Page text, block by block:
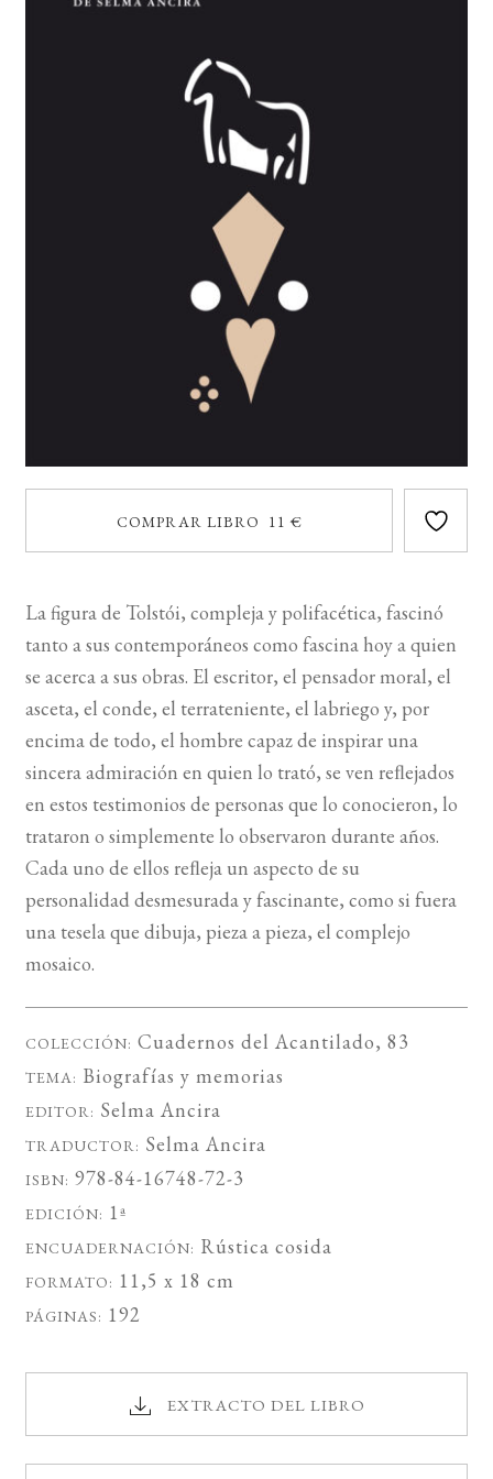
LISTA DE LIBROS
COMPRAR LIBRO 11 €
La figura de Tolstói, compleja y polifacética, fascinó
tanto a sus contemporáneos como fascina hoy a quien
se acerca a sus obras. El escritor, el pensador moral, el
asceta, el conde, el terrateniente, el labriego y, por
encima de todo, el hombre capaz de inspirar una
sincera admiración en quien lo trató, se ven reﬂejados
en estos testimonios de personas que lo conocieron, lo
trataron o simplemente lo observaron durante años.
Cada uno de ellos reﬂeja un aspecto de su
personalidad desmesurada y fascinante, como si fuera
una tesela que dibuja, pieza a pieza, el complejo
mosaico.
COLECCIÓN: Cuadernos del Acantilado, 83
TEMA: Biografías y memorias
EDITOR: Selma Ancira
TRADUCTOR: Selma Ancira
ISBN: 978-84-16748-72-3
EDICIÓN: 1ª
ENCUADERNACIÓN: Rústica cosida
FORMATO: 11,5 x 18 cm
PÁGINAS: 192
EXTRACTO DEL LIBRO